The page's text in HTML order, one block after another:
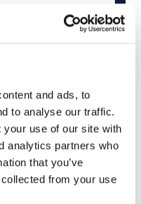
and ads, to
to analyse our traffic.
your use of our site with
analytics partners who
that you’ve
from your use
inglese
del lavoro
inglese
dichiaro di acconsentire
in conformità